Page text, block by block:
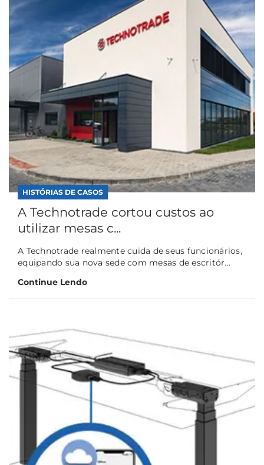
HISTÓRIAS DE CASOS
A Technotrade cortou custos ao
utilizar mesas c...
A Technotrade realmente cuida de seus funcionários,
equipando sua nova sede com mesas de escritór...
Continue Lendo